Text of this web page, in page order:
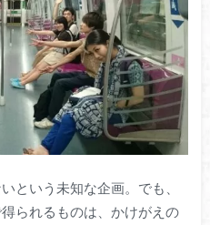
という未知な企画。でも、
られるものは、かけがえの